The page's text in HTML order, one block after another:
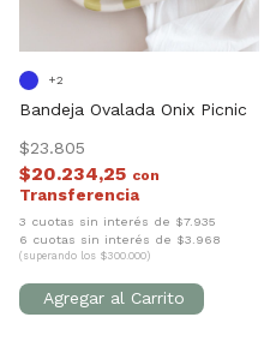
Bandeja Ovalada Onix Picnic
$23.805
$20.234,25 con
3 cuotas sin interés de $7.935
6 cuotas sin interés de $3.968
(superando los $300.000)
+2